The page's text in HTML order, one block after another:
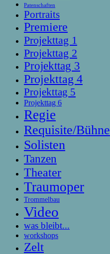
Patenschaften
Portraits
Premiere
Projekttag 1
Projekttag 2
Projekttag 3
Projekttag 4
Projekttag 5
Projekttag 6
Regie
Requisite/Bühne
Solisten
Tanzen
Theater
Traumoper
Trommelbau
Video
was bleibt...
workshops
Zelt